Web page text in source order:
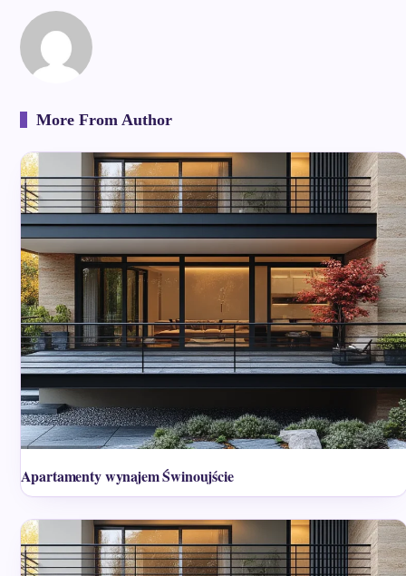
More From Author
Apartamenty wynajem Świnoujście